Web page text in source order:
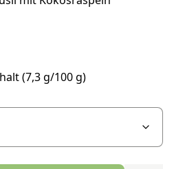
(7,3 g/100 g)